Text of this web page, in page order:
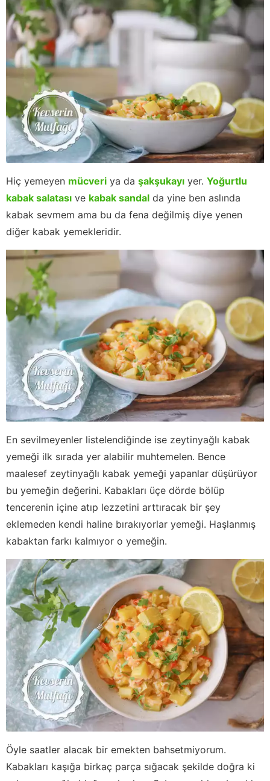
Hiç yemeyen mücveri ya da şakşukayı yer. Yoğurtlu
kabak salatası ve kabak sandal da yine ben aslında
kabak sevmem ama bu da fena değilmiş diye yenen
diğer kabak yemekleridir.
En sevilmeyenler listelendiğinde ise zeytinyağlı kabak
yemeği ilk sırada yer alabilir muhtemelen. Bence
maalesef zeytinyağlı kabak yemeği yapanlar düşürüyor
bu yemeğin değerini. Kabakları üçe dörde bölüp
tencerenin içine atıp lezzetini arttıracak bir şey
eklemeden kendi haline bırakıyorlar yemeği. Haşlanmış
kabaktan farkı kalmıyor o yemeğin.
Öyle saatler alacak bir emekten bahsetmiyorum.
Kabakları kaşığa birkaç parça sığacak şekilde doğra ki